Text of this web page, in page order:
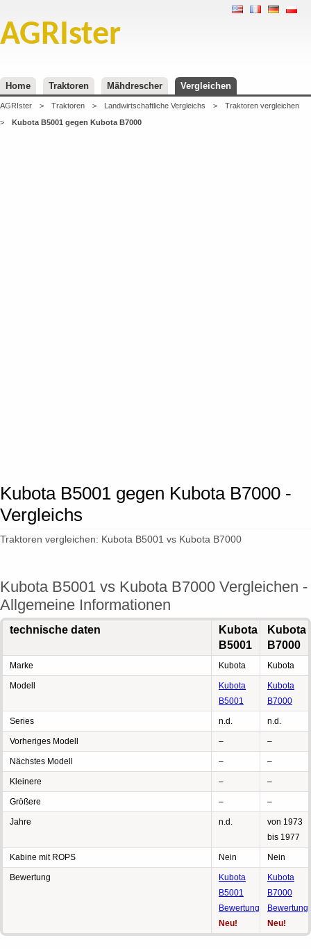
AGRIster
Home Traktoren Mähdrescher Vergleichen
AGRIster > Traktoren > Landwirtschaftliche Vergleichs >
Traktoren vergleichen
>
Kubota B5001 gegen Kubota B7000
Kubota B5001 gegen Kubota B7000 -
Vergleichs
Traktoren vergleichen: Kubota B5001 vs Kubota B7000
Kubota B5001 vs Kubota B7000 Vergleichen -
Allgemeine Informationen
technische daten
Kubota
B5001
Kubota
B7000
Marke Kubota Kubota
Modell
Kubota
B5001
Kubota
B7000
Series n.d. n.d.
Vorheriges Modell – –
Nächstes Modell – –
Kleinere – –
Größere – –
Jahre n.d.
von 1973
bis 1977
Kabine mit ROPS Nein Nein
Bewertung
Kubota
B5001
Bewertung
Neu!
Kubota
B7000
Bewertung
Neu!